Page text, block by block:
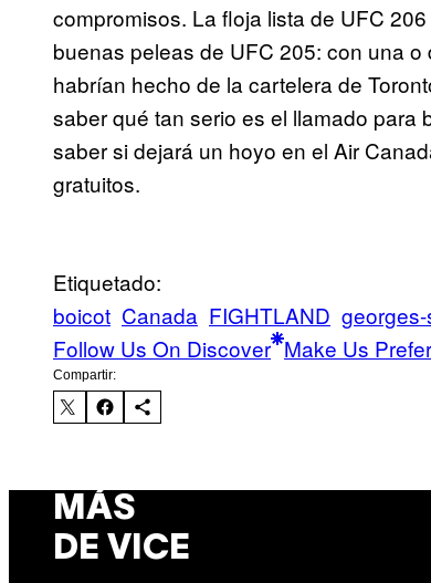
compromisos. La floja lista de UFC
buenas peleas de UFC 205: con una
habrían hecho de la cartelera de
saber qué tan serio es el llamado
saber si dejará un hoyo en el Air
gratuitos.
Etiquetado:
boicot Canada FIGHTLAND
Follow Us On Discover Make Us
Compartir:
MÁS
DE VICE